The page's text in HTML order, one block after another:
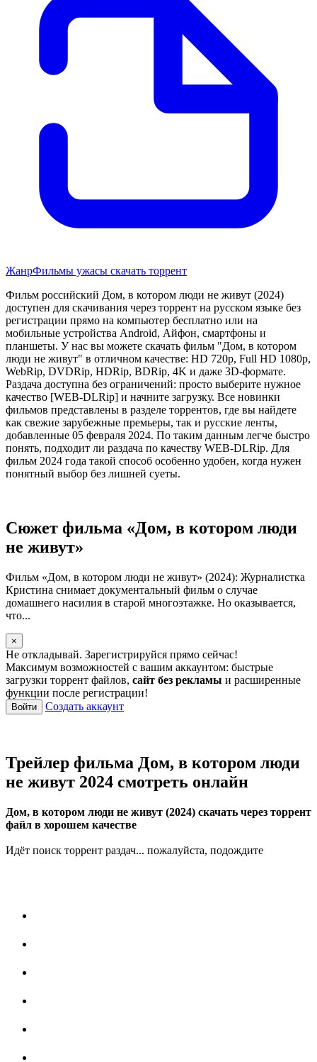
ЖанрФильмы ужасы скачать торрент
Фильм российский Дом, в котором люди не живут (2024)
доступен для скачивания через торрент на русском языке без
регистрации прямо на компьютер бесплатно или на
мобильные устройства Android, Айфон, смартфоны и
планшеты. У нас вы можете скачать фильм "Дом, в котором
люди не живут" в отличном качестве: HD 720p, Full HD 1080p,
WebRip, DVDRip, HDRip, BDRip, 4K и даже 3D-формате.
Раздача доступна без ограничений: просто выберите нужное
качество [WEB-DLRip] и начните загрузку. Все новинки
фильмов представлены в разделе торрентов, где вы найдете
как свежие зарубежные премьеры, так и русские ленты,
добавленные 05 февраля 2024. По таким данным легче быстро
понять, подходит ли раздача по качеству WEB-DLRip. Для
фильм 2024 года такой способ особенно удобен, когда нужен
понятный выбор без лишней суеты.
Сюжет фильма «Дом, в котором люди
не живут»
Фильм «Дом, в котором люди не живут» (2024): Журналистка
Кристина снимает документальный фильм о случае
домашнего насилия в старой многоэтажке. Но оказывается,
что...
×
Не откладывай. Зарегистрируйся прямо сейчас!
Максимум возможностей с вашим аккаунтом: быстрые
загрузки торрент файлов, сайт без рекламы и расширенные
функции после регистрации!
Войти Создать аккаунт
Трейлер фильма Дом, в котором люди
не живут 2024 смотреть онлайн
Дом, в котором люди не живут (2024) скачать через торрент
файл в хорошем качестве
Идёт поиск торрент раздач... пожалуйста, подождите